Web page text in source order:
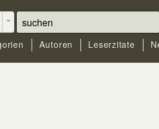
Autoren Leserzitate